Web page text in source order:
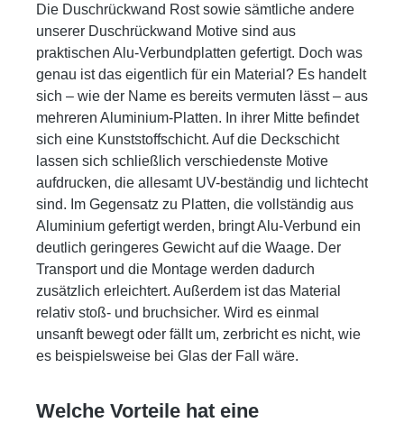
Die Duschrückwand Rost sowie sämtliche andere
unserer Duschrückwand Motive sind aus
praktischen Alu-Verbundplatten gefertigt. Doch was
genau ist das eigentlich für ein Material? Es handelt
sich – wie der Name es bereits vermuten lässt – aus
mehreren Aluminium-Platten. In ihrer Mitte befindet
sich eine Kunststoffschicht. Auf die Deckschicht
lassen sich schließlich verschiedenste Motive
aufdrucken, die allesamt UV-beständig und lichtecht
sind. Im Gegensatz zu Platten, die vollständig aus
Aluminium gefertigt werden, bringt Alu-Verbund ein
deutlich geringeres Gewicht auf die Waage. Der
Transport und die Montage werden dadurch
zusätzlich erleichtert. Außerdem ist das Material
relativ stoß- und bruchsicher. Wird es einmal
unsanft bewegt oder fällt um, zerbricht es nicht, wie
es beispielsweise bei Glas der Fall wäre.
Welche Vorteile hat eine